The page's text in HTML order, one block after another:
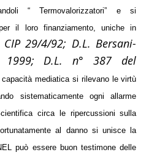
“ Termovalorizzatori” e si
il loro finanziamento, uniche in
29/4/92; D.L. Bersani-
1999; D.L. n° 387 del
capacità mediatica si rilevano le virtù
sistematicamente ogni allarme
circa le ripercussioni sulla
al danno si unisce la
può essere buon testimone delle